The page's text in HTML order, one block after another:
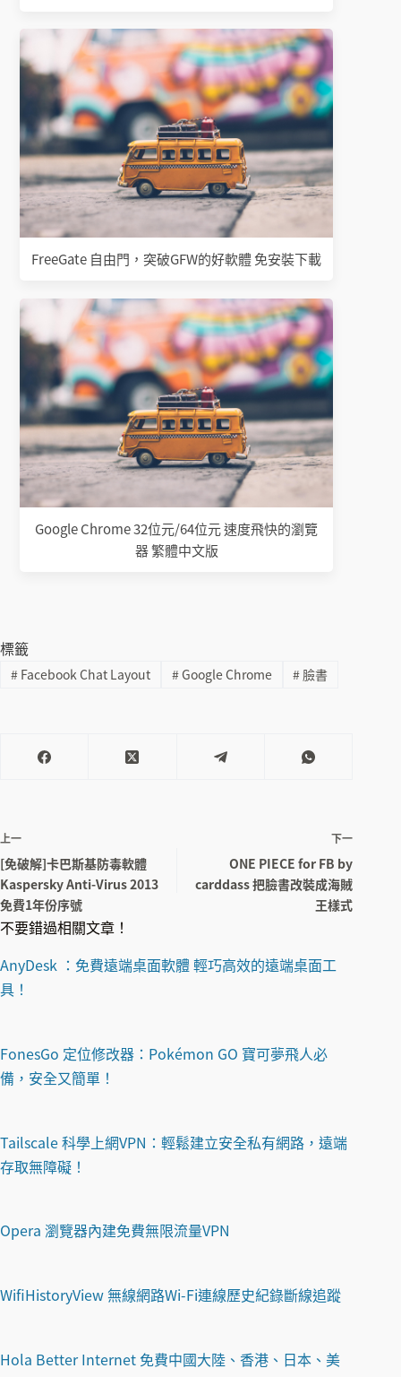
FreeGate 自由門，突破GFW的好軟體 免安裝下載
Google Chrome 32位元/64位元 速度飛快的瀏覽
器 繁體中文版
標籤
#Facebook Chat Layout #Google Chrome # 臉書
上一
[免破解]卡巴斯基防毒軟體
Kaspersky Anti-Virus 2013
免費1年份序號
下一
ONE PIECE for FB by
carddass 把臉書改裝成海賊
王樣式
不要錯過相關文章！
AnyDesk ：免費遠端桌面軟體 輕巧高效的遠端桌面工
具！
FonesGo 定位修改器：Pokémon GO 寶可夢飛人必
備，安全又簡單！
Tailscale 科學上網VPN：輕鬆建立安全私有網路，遠端
存取無障礙！
Opera 瀏覽器內建免費無限流量VPN
WifiHistoryView 無線網路Wi-Fi連線歷史紀錄斷線追蹤
Hola Better Internet 免費中國大陸、香港、日本、美